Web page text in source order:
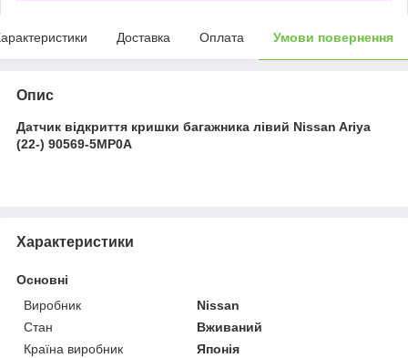
Доставка Оплата Умови повернення
Опис
Датчик відкриття кришки багажника лівий Nissan Ariya
(22-) 90569-5MP0A
Характеристики
Основні
Виробник
Nissan
Стан
Вживаний
Країна виробник
Японія